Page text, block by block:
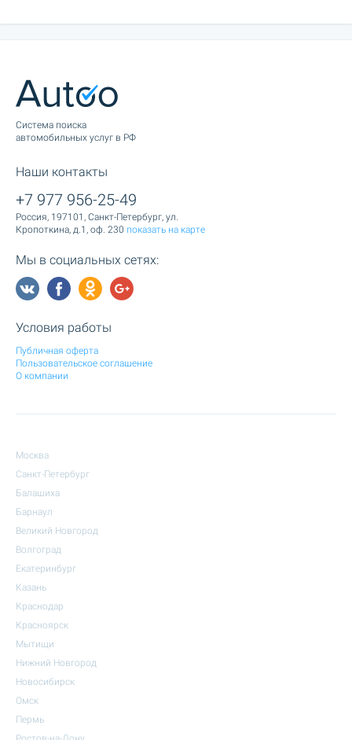
Cистема поиска
автомобильных услуг в РФ
Наши контакты
+7 977 956-25-49
Россия, 197101, Санкт-Петербург, ул.
Кропоткина, д.1, оф. 230 показать на карте
Мы в социальных сетях:
Условия работы
Публичная оферта
Пользовательское соглашение
О компании
Москва
Санкт-Петербург
Балашиха
Барнаул
Великий Новгород
Волгоград
Екатеринбург
Казань
Краснодар
Красноярск
Мытищи
Нижний Новгород
Новосибирск
Омск
Пермь